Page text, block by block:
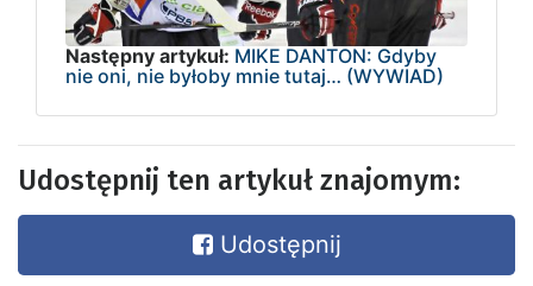
Następny artykuł: MIKE DANTON: Gdyby
nie oni, nie byłoby mnie tutaj… (WYWIAD)
Udostępnij ten artykuł znajomym:
Udostępnij